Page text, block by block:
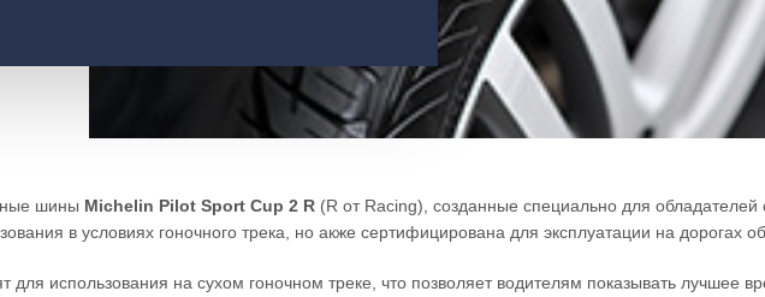
шины Michelin Pilot Sport Cup 2 R (R от Racing), созданные специально для
в условиях гоночного трека, но акже сертифицирована для эксплуатации на дорогах
использования на сухом гоночном треке, что позволяет водителям показывать лучшее